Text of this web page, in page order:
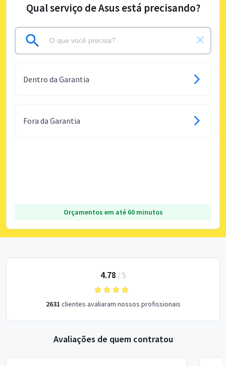
Qual serviço de Asus está precisando?
Dentro da Garantia
Fora da Garantia
Orçamentos em até 60 minutos
4.78 / 5
2631 clientes avaliaram nossos profissionais
Avaliações de quem contratou